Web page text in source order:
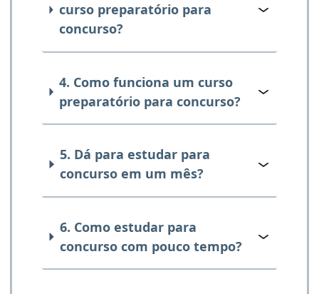
curso preparatório para
concurso?
4. Como funciona um curso
preparatório para concurso?
5. Dá para estudar para
concurso em um mês?
6. Como estudar para
concurso com pouco tempo?